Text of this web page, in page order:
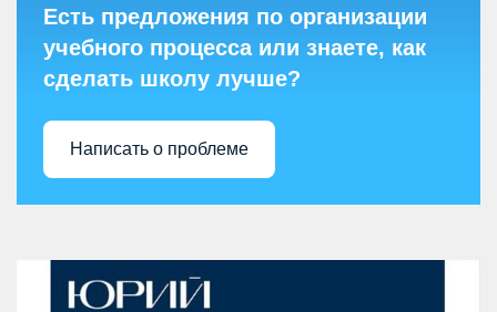
Есть предложения по организации
учебного процесса или знаете, как
сделать школу лучше?
Написать о проблеме